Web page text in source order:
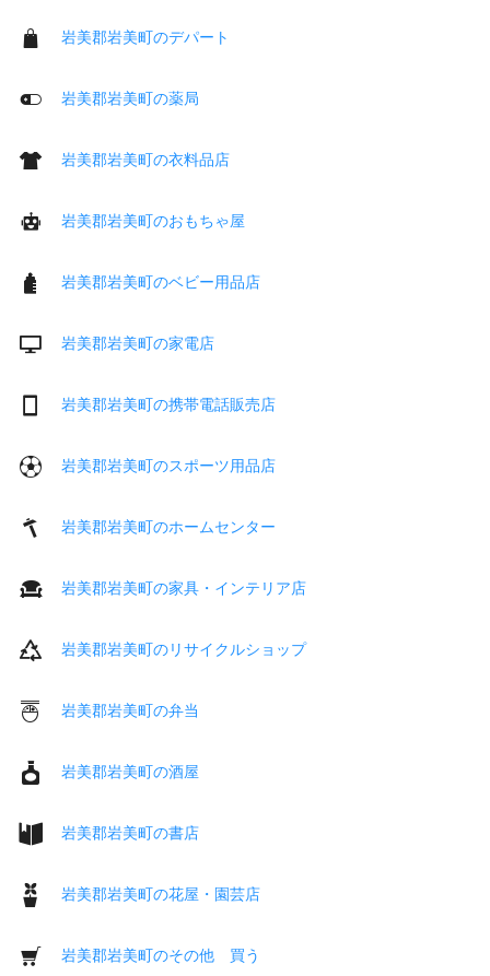
岩美郡岩美町のデパート
岩美郡岩美町の薬局
岩美郡岩美町の衣料品店
岩美郡岩美町のおもちゃ屋
岩美郡岩美町のベビー用品店
岩美郡岩美町の家電店
岩美郡岩美町の携帯電話販売店
岩美郡岩美町のスポーツ用品店
岩美郡岩美町のホームセンター
岩美郡岩美町の家具・インテリア店
岩美郡岩美町のリサイクルショップ
岩美郡岩美町の弁当
岩美郡岩美町の酒屋
岩美郡岩美町の書店
岩美郡岩美町の花屋・園芸店
岩美郡岩美町のその他 買う